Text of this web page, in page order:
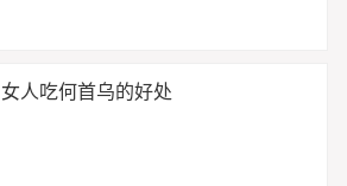
女人吃何首乌的好处